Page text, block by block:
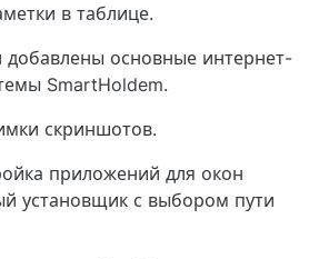
в таблице.
основные интернет-
SmartHoldem.
скриншотов.
приложений для окон
установщик с выбором пути